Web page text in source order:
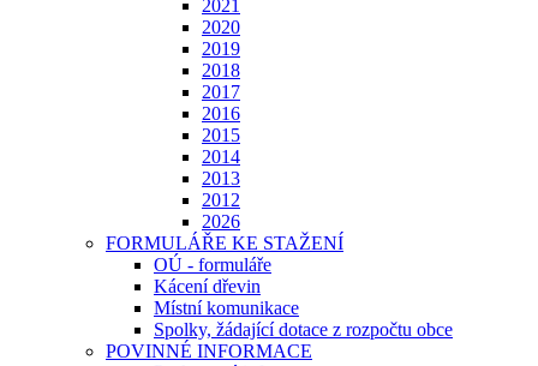
2021
2020
2019
2018
2017
2016
2015
2014
2013
2012
2026
FORMULÁŘE KE STAŽENÍ
OÚ - formuláře
Kácení dřevin
Místní komunikace
Spolky, žádající dotace z rozpočtu obce
POVINNÉ INFORMACE